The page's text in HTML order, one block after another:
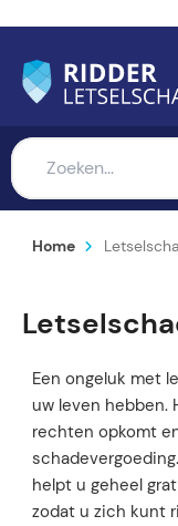
Home
Een ongeluk met
uw leven hebben.
rechten opkomt
helpt u geheel
zodat u zich kunt